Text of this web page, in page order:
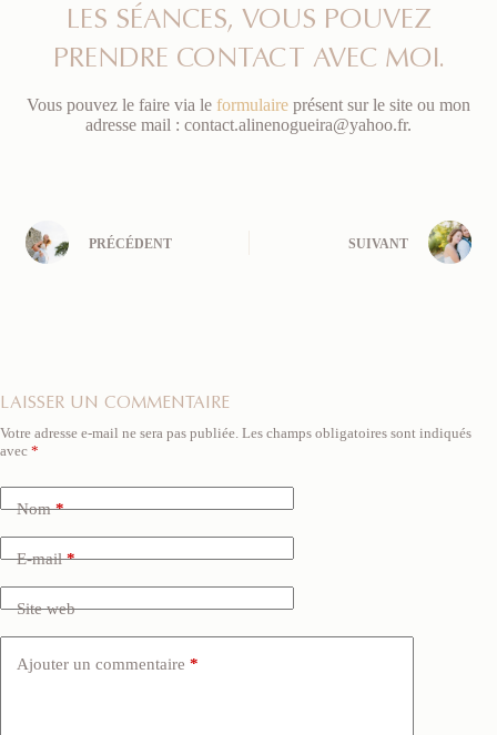
LES SÉANCES, VOUS POUVEZ
PRENDRE CONTACT AVEC MOI.
Vous pouvez le faire via le formulaire présent sur le site ou mon
adresse mail : contact.alinenogueira@yahoo.fr.
PRÉCÉDENT SUIVANT
LAISSER UN COMMENTAIRE
Votre adresse e-mail ne sera pas publiée. Les champs obligatoires sont indiqués
avec *
Nom*
E-mail*
Site web
Ajouter un commentaire *